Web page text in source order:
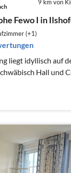
9 km von
Fewo I in
(+1)
liegt idyllisch auf
Hall und